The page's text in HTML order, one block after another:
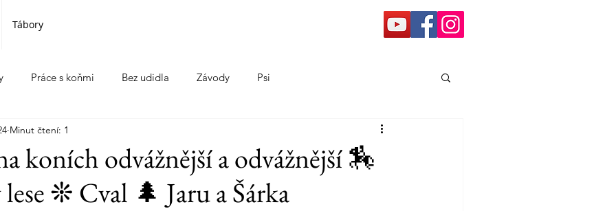
Tábory
Práce s koňmi Bez udidla Závody Psi
koních odvážnější a odvážnější 🏇
❊ Cval 🌲 Jaru a Šárka
Minut čtení: 1